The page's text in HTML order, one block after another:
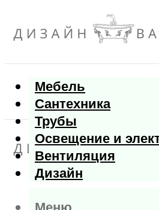
Мебель
Сантехника
Трубы
Освещение и
Вентиляция
Дизайн